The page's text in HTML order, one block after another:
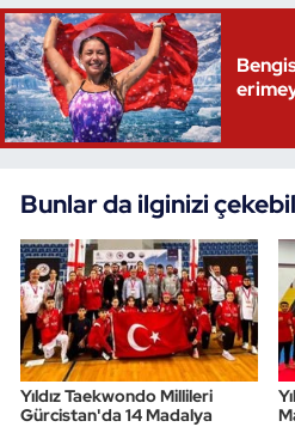
Bunlar da ilginizi
Yıldız Taekwondo Millileri
Gürcistan'da 14 Madalya